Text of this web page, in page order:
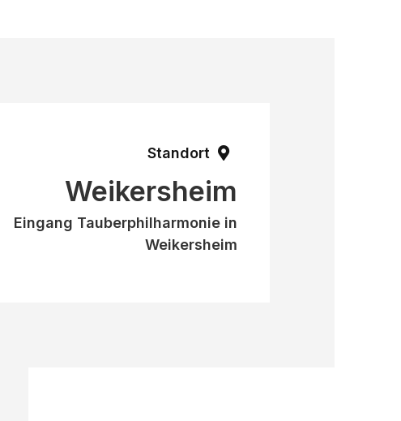
Standort
Weikersheim
Eingang Tauberphilharmonie in
Weikersheim